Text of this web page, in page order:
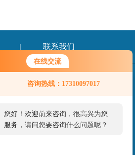
在线交流
咨询热线：17310097017
您好！欢迎前来咨询，很高兴为您
服务，请问您要咨询什么问题呢？
| 联系我们